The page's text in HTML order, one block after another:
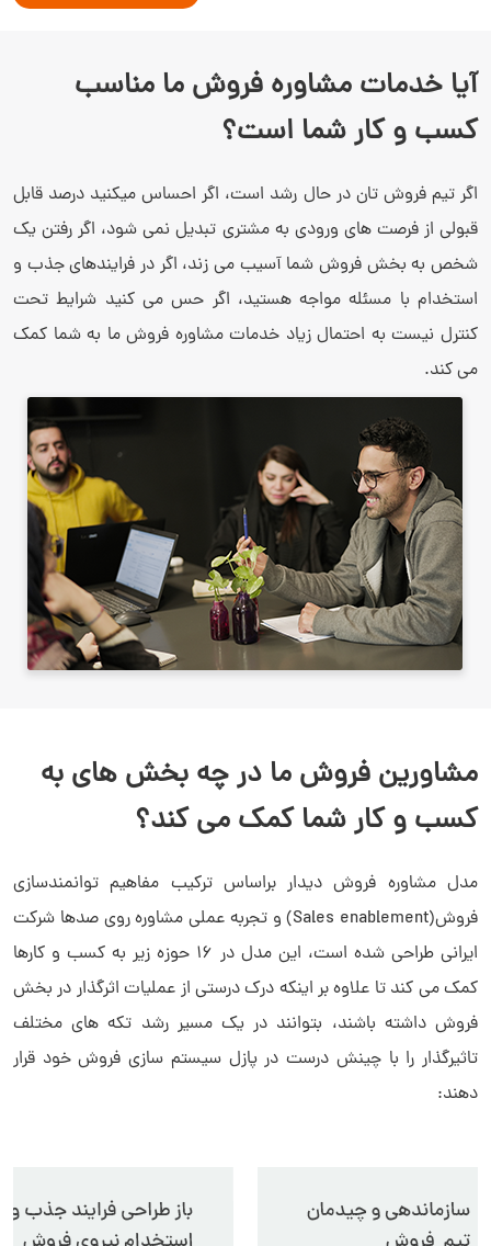
آیا خدمات مشاوره فروش ما مناسب
کسب و کار شما است؟
اگر تیم فروش تان در حال رشد است، اگر احساس میکنید درصد قابل
قبولی از فرصت های ورودی به مشتری تبدیل نمی شود، اگر رفتن یک
شخص به بخش فروش شما آسیب می زند، اگر در فرایندهای جذب و
استخدام با مسئله مواجه هستید، اگر حس می کنید شرایط تحت
کنترل نیست به احتمال زیاد خدمات مشاوره فروش ما به شما کمک
می کند.
مشاورین فروش ما در چه بخش های به
کسب و کار شما کمک می کند؟
مدل مشاوره فروش دیدار براساس ترکیب مفاهیم توانمندسازی
فروش(Sales enablement) و تجربه عملی مشاوره روی صدها شرکت
ایرانی طراحی شده است، این مدل در ۱۶ حوزه زیر به کسب و کارها
کمک می کند تا علاوه بر اینکه درک درستی از عملیات اثرگذار در بخش
فروش داشته باشند، بتوانند در یک مسیر رشد تکه های مختلف
تاثیرگذار را با چینش درست در پازل سیستم سازی فروش خود قرار
دهند: